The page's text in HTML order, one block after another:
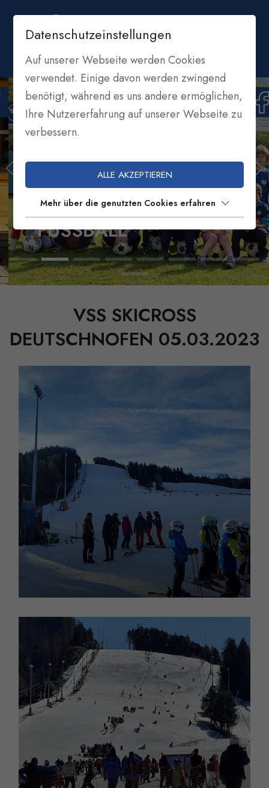
ASV WELSCHNOFEN
FUSSBALL
VSS SKICROSS
DEUTSCHNOFEN 05.03.2023
Datenschutzeinstellungen
Auf unserer Webseite werden Cookies
verwendet. Einige davon werden zwingend
benötigt, während es uns andere ermöglichen,
Ihre Nutzererfahrung auf unserer Webseite zu
verbessern.
ALLE AKZEPTIEREN
Mehr über die genutzten Cookies erfahren